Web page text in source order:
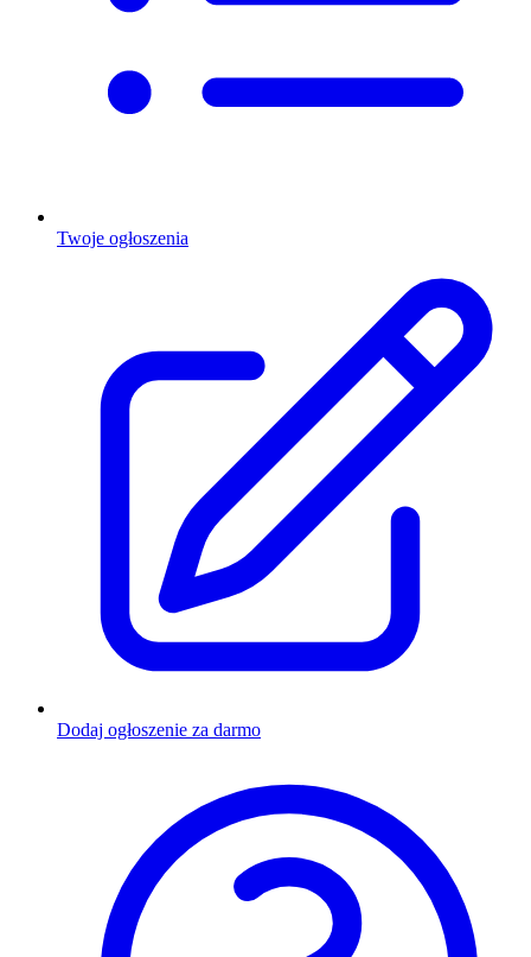
Twoje ogłoszenia
Dodaj ogłoszenie za darmo